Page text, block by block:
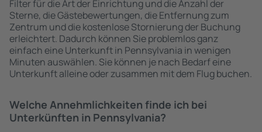
Filter für die Art der Einrichtung und die Anzahl der
Sterne, die Gästebewertungen, die Entfernung zum
Zentrum und die kostenlose Stornierung der Buchung
erleichtert. Dadurch können Sie problemlos ganz
einfach eine Unterkunft in Pennsylvania in wenigen
Minuten auswählen. Sie können je nach Bedarf eine
Unterkunft alleine oder zusammen mit dem Flug buchen.
Welche Annehmlichkeiten finde ich bei
Unterkünften in Pennsylvania?